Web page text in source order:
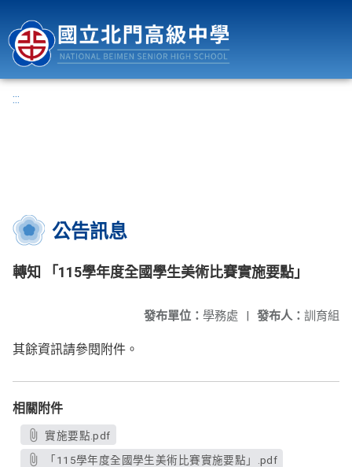
:::
公告訊息
轉知 「115學年度全國學生美術比賽實施要點」
發布人： 訓育組
發布單位： 學務處 |
其餘資訊請參閱附件。
相關附件
實施要點.pdf
「115學年度全國學生美術比賽實施要點」.pdf